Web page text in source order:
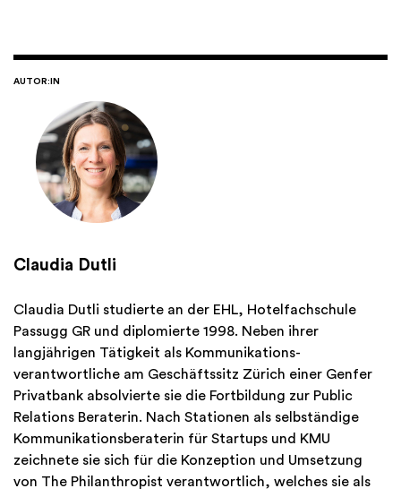
AUTOR:IN
Claudia Dutli
Claudia Dutli studierte an der EHL, Hotelfachschule
Passugg GR und diplomierte 1998. Neben ihrer
langjährigen Tätigkeit als Kommunikations-
verantwortliche am Geschäftssitz Zürich einer Genfer
Privatbank absolvierte sie die Fortbildung zur Public
Relations Beraterin. Nach Stationen als selbständige
Kommunikationsberaterin für Startups und KMU
zeichnete sie sich für die Konzeption und Umsetzung
von The Philanthropist verantwortlich, welches sie als